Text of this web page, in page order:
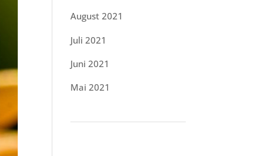
August 2021
Juli 2021
Juni 2021
Mai 2021